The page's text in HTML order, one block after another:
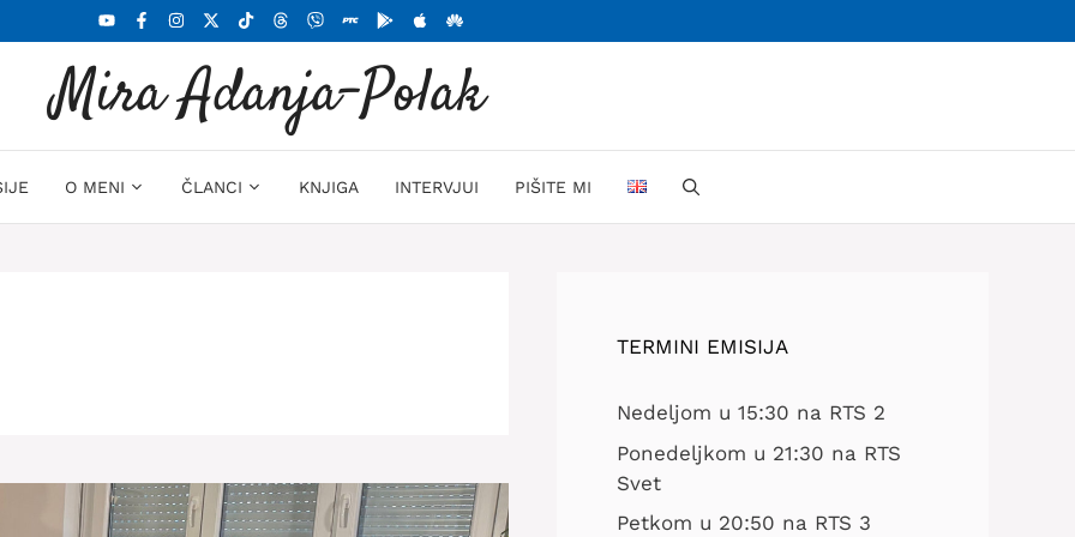
Mira Adanja-Polak
O MENI ČLANCI KNJIGA INTERVJUI PIŠITE MI
TERMINI EMISIJA
Nedeljom u 15:30 na RTS 2
Ponedeljkom u 21:30 na RTS
Svet
Petkom u 20:50 na RTS 3